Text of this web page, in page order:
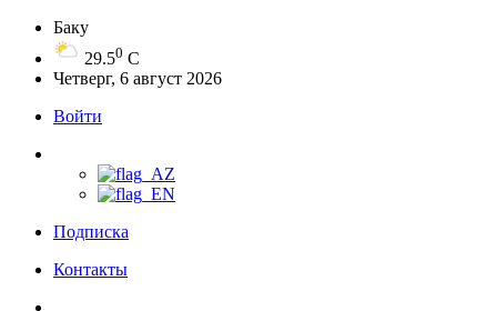
Баку
29.50 C
Четверг, 6 август 2026
Войти
Подписка
Контакты